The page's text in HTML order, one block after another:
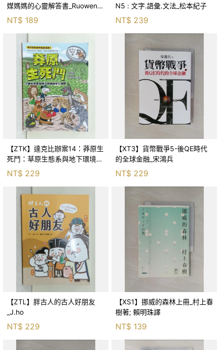
媒媽媽的心靈解答書_Ruowen
Huang
NT$ 189
N5 : 文字.語彙.文法_松本紀子
NT$ 239
【ZTK】達克比辦案14：莽原生
死鬥：草原生態系與地下環境的
生存適應_柯智元
NT$ 229
【XT3】貨幣戰爭5-後QE時代
的全球金融_宋鴻兵
NT$ 229
【ZTL】胖古人的古人好朋友
_J.ho
NT$ 229
【XS1】挪威的森林上冊_村上春
樹著; 賴明珠譯
NT$ 139